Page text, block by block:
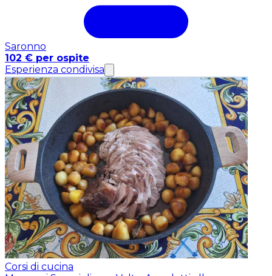
Saronno
102 € per ospite
Esperienza condivisa
Corsi di cucina